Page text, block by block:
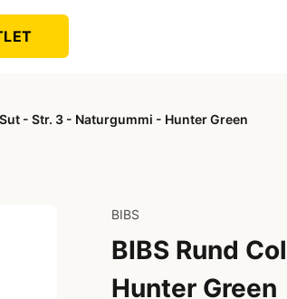
- Str. 3 - Naturgummi - Hunter Green
BIBS
BIBS Rund
Hunter Green